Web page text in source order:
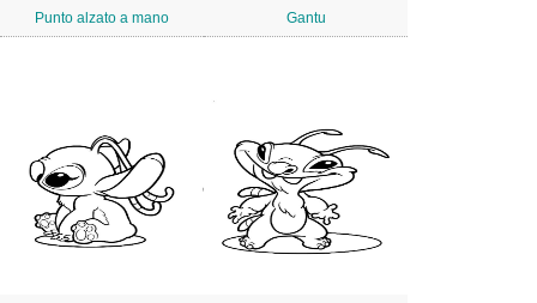
Punto alzato a mano Gantu